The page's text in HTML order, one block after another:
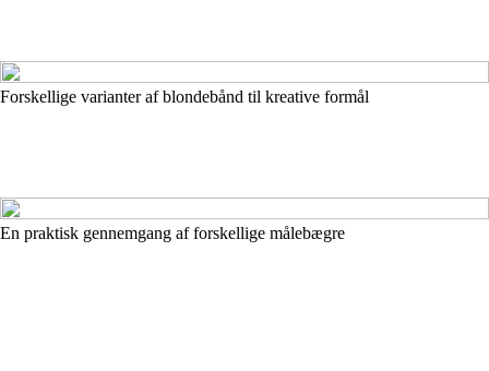
Forskellige varianter af blondebånd til kreative formål
En praktisk gennemgang af forskellige målebægre